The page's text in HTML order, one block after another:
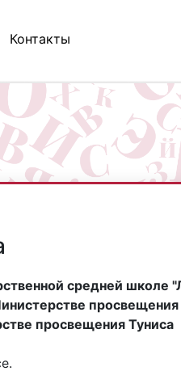
Контакты
средней школе
просвещения
просвещения Туниса